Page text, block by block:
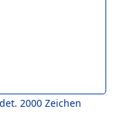
2000 Zeichen